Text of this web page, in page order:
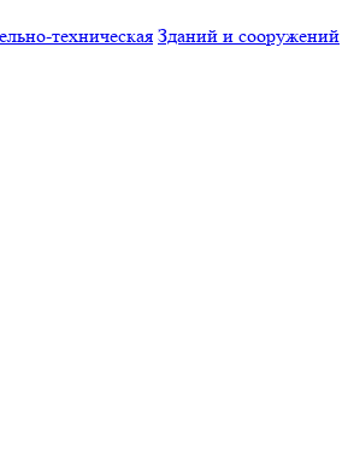
техническая Зданий и сооружений